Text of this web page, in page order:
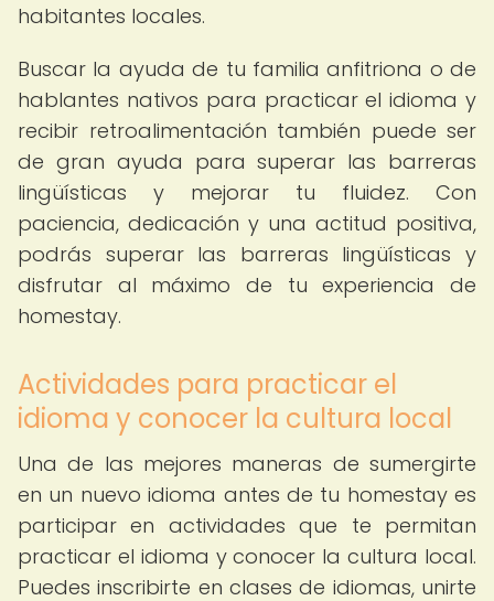
habitantes locales.
Buscar la ayuda de tu familia anfitriona o de
hablantes nativos para practicar el idioma y
recibir retroalimentación también puede ser
de gran ayuda para superar las barreras
lingüísticas y mejorar tu fluidez. Con
paciencia, dedicación y una actitud positiva,
podrás superar las barreras lingüísticas y
disfrutar al máximo de tu experiencia de
homestay.
Actividades para practicar el
idioma y conocer la cultura local
Una de las mejores maneras de sumergirte
en un nuevo idioma antes de tu homestay es
participar en actividades que te permitan
practicar el idioma y conocer la cultura local.
Puedes inscribirte en clases de idiomas, unirte